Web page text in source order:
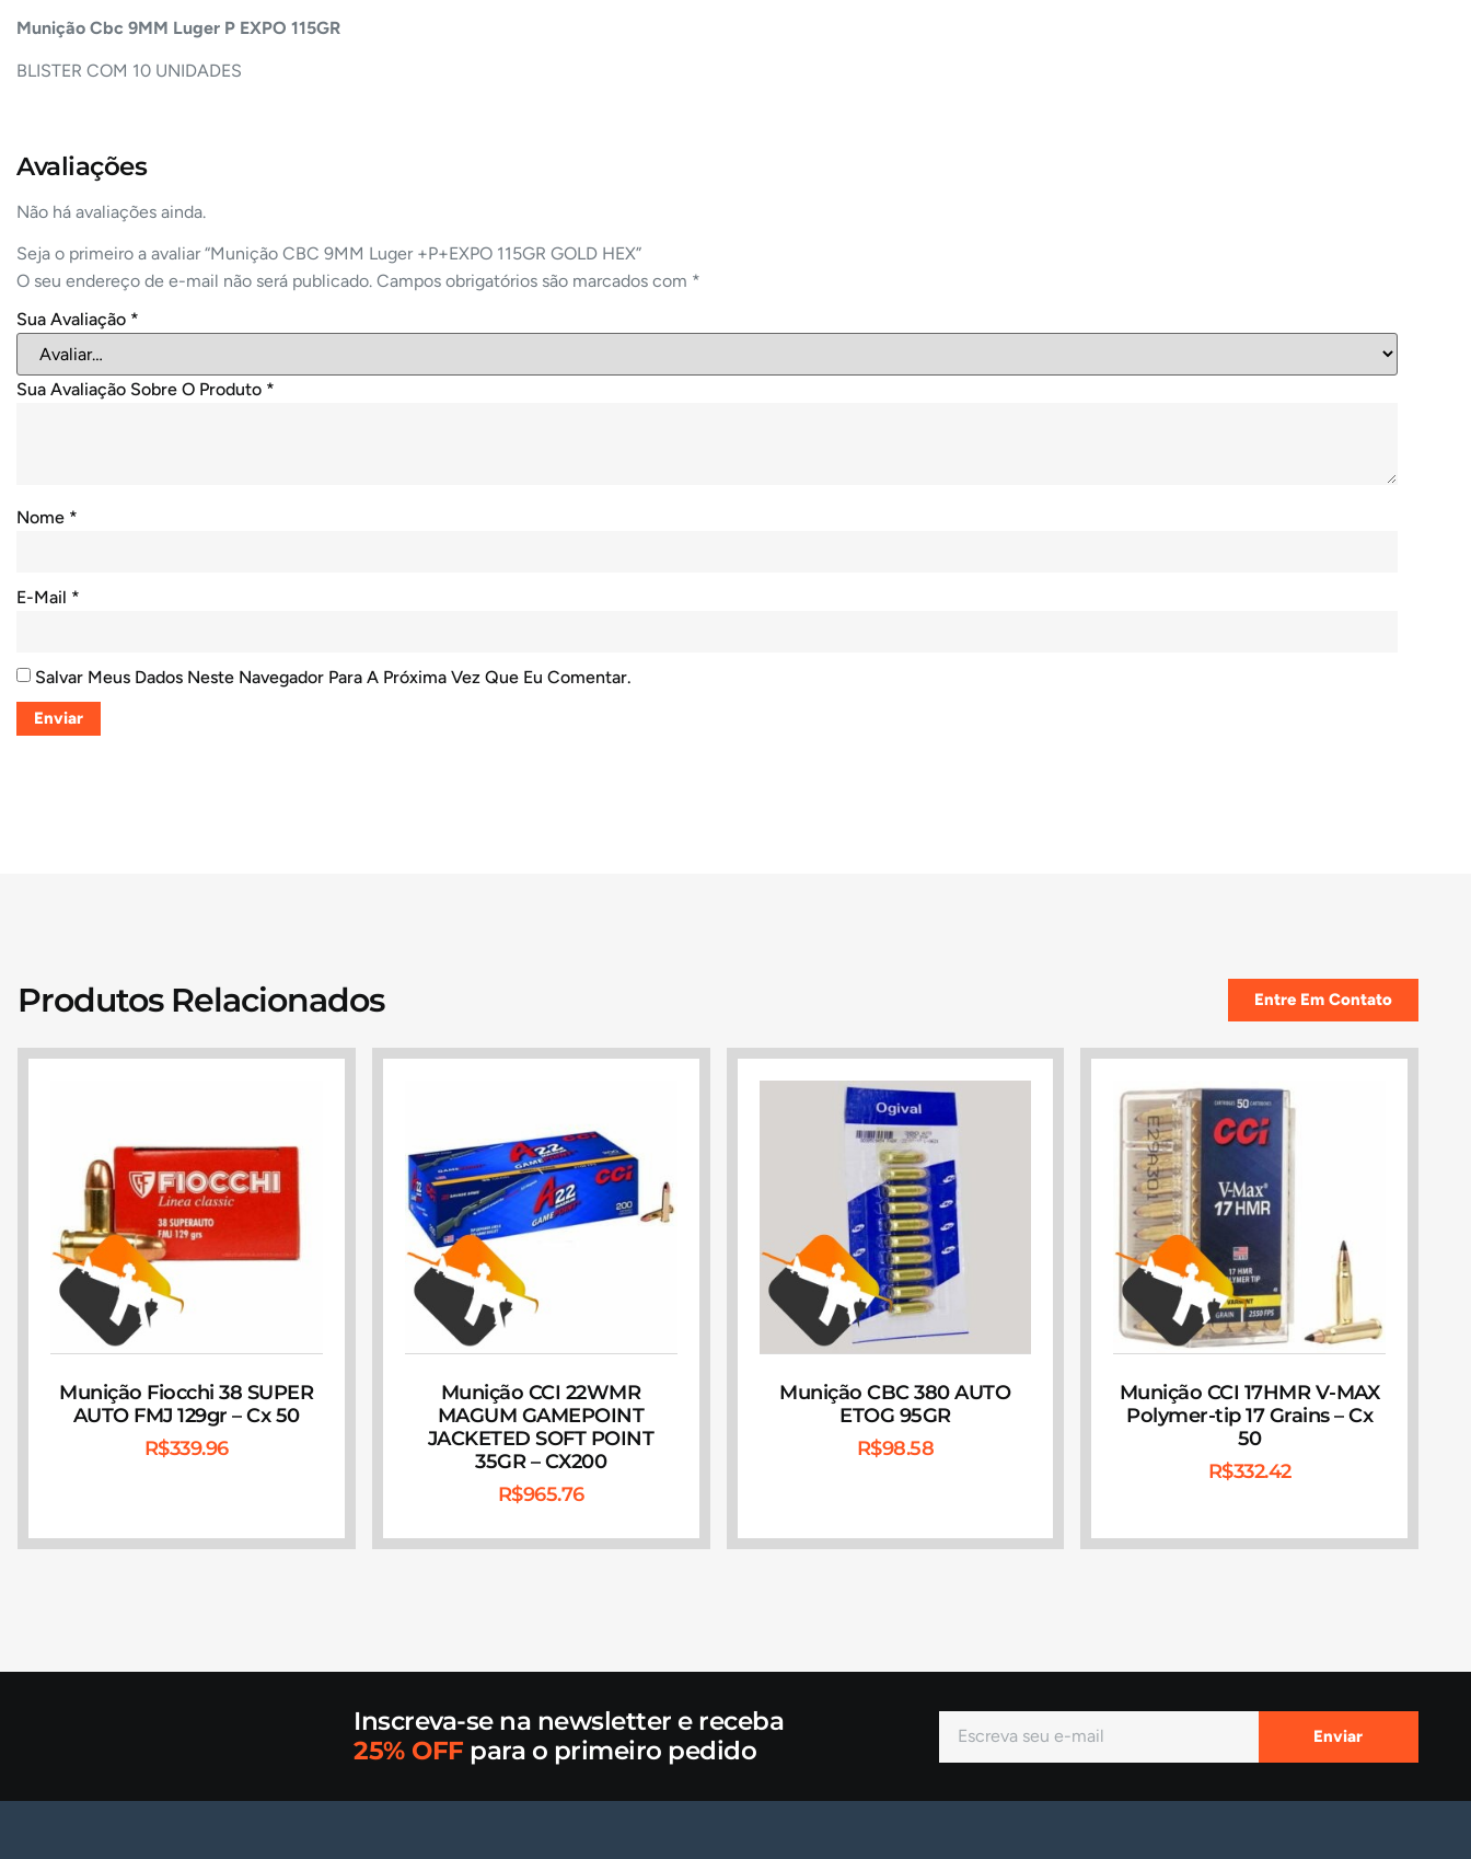
Munição Cbc9MM Luger P EXPO 115GR
BLISTER COM 10 UNIDADES
Avaliações
Não há avaliações ainda.
Seja o primeiro a avaliar “Munição CBC 9MM Luger +P+EXPO 115GR GOLD HEX”
O seu endereço de e-mail não será publicado. Campos obrigatórios são marcados com *
Sua Avaliação *
Sua Avaliação Sobre O Produto *
Nome *
E-Mail *
Salvar Meus Dados Neste Navegador Para A Próxima Vez Que Eu Comentar.
Produtos Relacionados Entre Em Contato
Munição Fiocchi 38 SUPER
AUTO FMJ 129gr – Cx 50
R$339.96
Munição CCI 22WMR
MAGUM GAMEPOINT
JACKETED SOFT POINT
35GR – CX200
R$965.76
Munição CBC 380 AUTO
ETOG 95GR
R$98.58
Munição CCI 17HMR V-MAX
Polymer-tip 17 Grains – Cx
50
R$332.42
Inscreva-se na newsletter e receba
25% OFF para o primeiro pedido Enviar